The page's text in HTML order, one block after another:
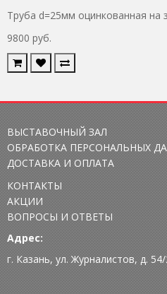
Труба d=25мм оцинкованная на
9800 руб.
ВЫСТАВОЧНЫЙ ЗАЛ
ОБРАБОТКА ПЕРСОНАЛЬНЫХ
ДОСТАВКА И ОПЛАТА
КОНТАКТЫ
АКЦИИ
ВОПРОСЫ И ОТВЕТЫ
Адрес:
г. Казань, ул. Журналистов, д.